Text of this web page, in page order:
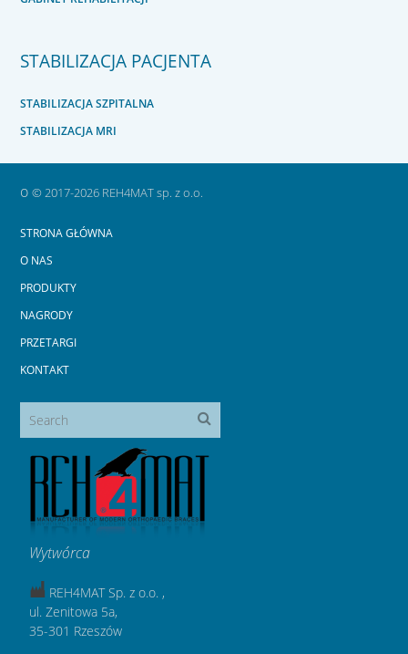
STABILIZACJA PACJENTA
STABILIZACJA SZPITALNA
STABILIZACJA MRI
o© 2017-2026 REH4MAT sp. z o.o.
STRONA GŁÓWNA
O NAS
PRODUKTY
NAGRODY
PRZETARGI
KONTAKT
Wytwórca
REH4MAT Sp. z o.o. ,
ul. Zenitowa 5a,
35-301 Rzeszów